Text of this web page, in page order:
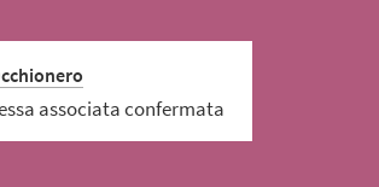
associata confermata